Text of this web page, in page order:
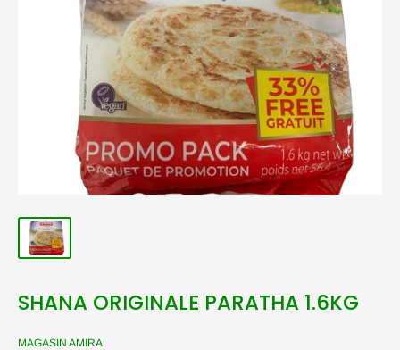
SHANA ORIGINALE PARATHA 1.6KG
MAGASIN AMIRA